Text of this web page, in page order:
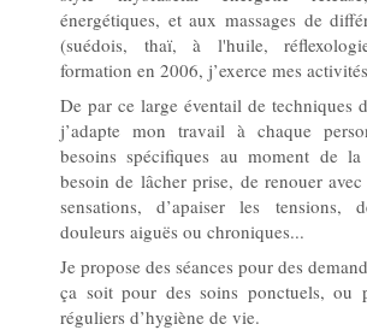
énergétiques, et aux massages de
(suédois, thaï, à l'huile,
formation en 2006, j’exerce mes
De par ce large éventail de techniques
j’adapte mon travail à chaque
besoins spécifiques au moment de
besoin de lâcher prise, de renouer
sensations, d’apaiser les tensions,
douleurs aiguës ou chroniques...
Je propose des séances pour des
ça soit pour des soins ponctuels, ou
réguliers d’hygiène de vie.